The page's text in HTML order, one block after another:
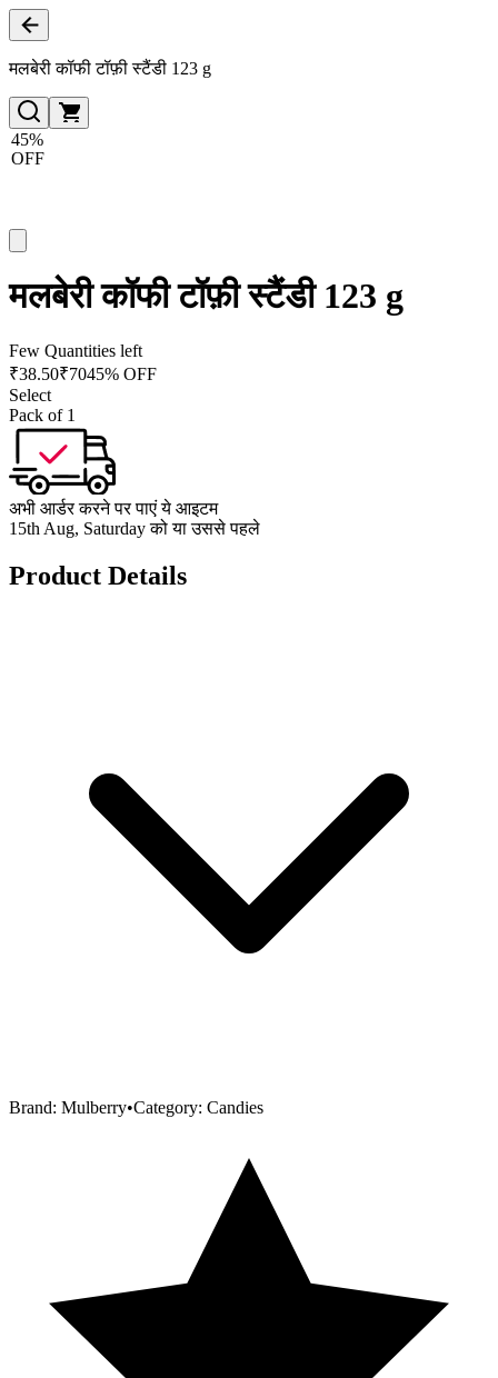
मलबेरी कॉफी टॉफ़ी स्टैंडी 123 g
45%
OFF
मलबेरी कॉफी टॉफ़ी स्टैंडी 123 g
Few Quantities left
₹38.50₹7045% OFF
Select
Pack of 1
अभी आर्डर करने पर पाएं ये आइटम
15th Aug, Saturday को या उससे पहले
Product Details
Brand: Mulberry•Category: Candies